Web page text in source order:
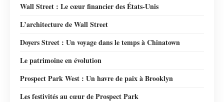
Wall Street : Le cœur financier des États-Unis
L’architecture de Wall Street
Doyers Street : Un voyage dans le temps à Chinatown
Le patrimoine en évolution
Prospect Park West : Un havre de paix à Brooklyn
Les festivités au cœur de Prospect Park